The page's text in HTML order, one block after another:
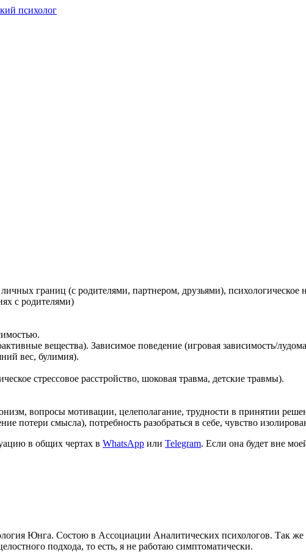
границ (с родителями, партнером, друзьями), психологическое
с родителями)
вещества). Зависимое поведение (игровая зависимость/
вес, булимия).
стрессовое расстройство, шоковая травма, детские травмы).
вопросы мотивации, целеполагание, трудности в принятии
потери смысла), потребность разобраться в себе, чувство
в общих чертах в WhatsApp или Telegram. Если она будет вне
Юнга. Состою в Ассоциации Аналитических психологов. Так
подхода, то есть, я не работаю симптоматически.